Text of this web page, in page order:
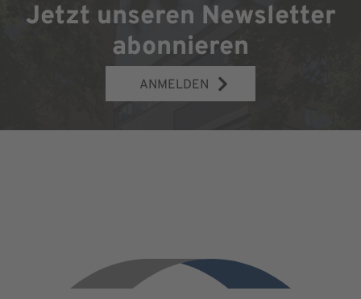
Jetzt unseren Newsletter
abonnieren
ANMELDEN